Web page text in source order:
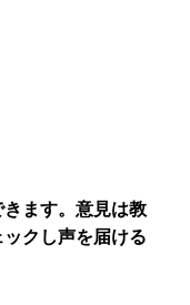
ます。意見は教
クし声を届ける